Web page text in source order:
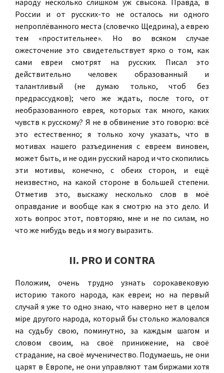
народу несколько слишком уж свысока. Правда, в
России и от русских-то не осталось ни одного
непроплёванного места (словечко Щедрина), а еврею
тем «простительнее». Но во всяком случае
ожесточение это свидетельствует ярко о том, как
сами евреи смотрят на русских. Писал это
действительно человек образованный и
талантливый (не думаю только, чтоб без
предрассудков); чего же ждать, после того, от
необразованного еврея, которых так много, каких
чувств к русскому? Я не в обвинение это говорю: всё
это естественно; я только хочу указать, что в
мотивах нашего разъединения с евреем виновен,
может быть, и не один русский народ и что скопились
эти мотивы, конечно, с обеих сторон, и ещё
неизвестно, на какой стороне в большей степени.
Отметив это, выскажу несколько слов в моё
оправдание и вообще как я смотрю на это дело. И
хоть вопрос этот, повторяю, мне и не по силам, но
что же нибудь ведь и я могу выразить.
II. PRO И CONTRA
Положим, очень трудно узнать сорокавековую
историю такого народа, как евреи; но на первый
случай я уже то одно знаю, что наверно нет в целом
мiре другого народа, который бы столько жаловался
на судьбу свою, поминутно, за каждым шагом и
словом своим, на своё принижение, на своё
страдание, на своё мученичество. Подумаешь, не они
царят в Европе, не они управляют там биржами хотя